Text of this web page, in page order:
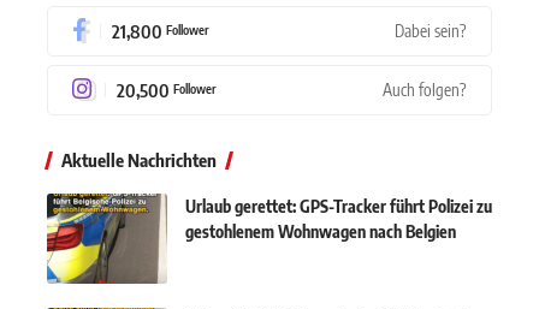
21,800 Follower Dabei sein?
20,500 Follower Auch folgen?
Aktuelle Nachrichten
Urlaub gerettet: GPS-Tracker führt Polizei zu
gestohlenem Wohnwagen nach Belgien